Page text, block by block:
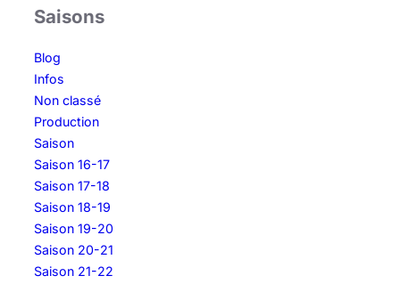
Saisons
Blog
Infos
Non classé
Production
Saison
Saison 16-17
Saison 17-18
Saison 18-19
Saison 19-20
Saison 20-21
Saison 21-22